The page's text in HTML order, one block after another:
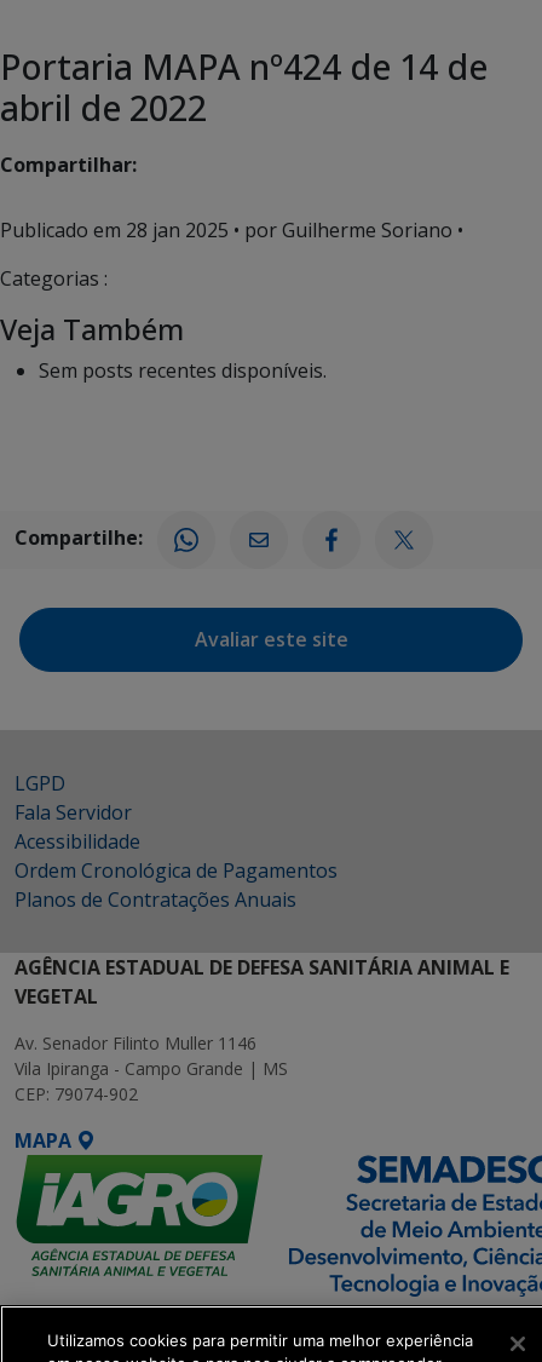
Portaria MAPA nº424 de 14 de
abril de 2022
Compartilhar:
Publicado em 28 jan 2025 • por Guilherme Soriano •
Categorias :
Veja Também
Sem posts recentes disponíveis.
Compartilhe:
Avaliar este site
LGPD
Fala Servidor
Acessibilidade
Ordem Cronológica de Pagamentos
Planos de Contratações Anuais
AGÊNCIA ESTADUAL DE DEFESA SANITÁRIA ANIMAL E
VEGETAL
Av. Senador Filinto Muller 1146
Vila Ipiranga - Campo Grande | MS
CEP: 79074-902
MAPA
Executiva de
Utilizamos cookies para permitir uma melhor experiência